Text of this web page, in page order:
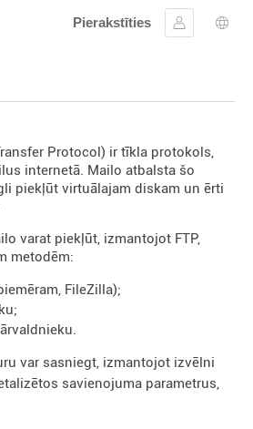
Pierakstīties
Ielogoties
Protocol) ir tīkla protokols,
internetā. Mailo atbalsta šo
piekļūt virtuālajam diskam un ērti
varat piekļūt, izmantojot FTP,
metodēm:
FileZilla);
var sasniegt, izmantojot izvēlni
savienojuma parametrus,